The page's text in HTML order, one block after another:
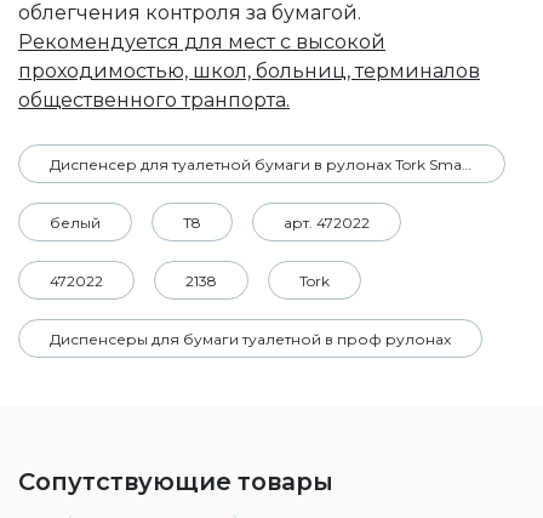
облегчения контроля за бумагой.
Рекомендуется для мест с высокой
проходимостью, школ, больниц, терминалов
общественного транпорта.
Диспенсер для туалетной бумаги в рулонах Tork SmartOne®
белый Т8 арт. 472022
472022 2138 Tork
Диспенсеры для бумаги туалетной в проф рулонах
Сопутствующие товары